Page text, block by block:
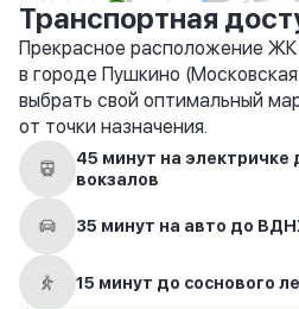
Транспортная
Прекрасное расположение
в городе Пушкино
выбрать свой оптимальный
от точки назначения.
45 минут на
вокзалов
35 минут на авто до
15 минут до соснового